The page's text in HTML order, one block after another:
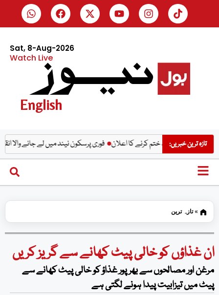
Sat, 8-Aug-2026
Watch Live
English
تازہ ترین خبریں:
حد ختم کرنے کا اعلان فوری پرسکون نیند میں لے جانے والا انقلابی پیچ تیار
»تازہ ترین
ان غذاؤں کو خالی پیٹ کھانے سے گریز کریں
مرغن اور مصالحوں سے بھرپور غذاؤ کو خالی پیٹ کھانے سے
پیٹ میں تیزابیت پیدا ہونے لگتی ہے